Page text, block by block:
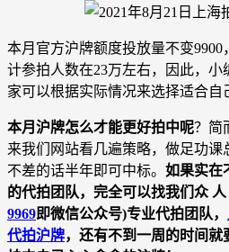
本月官方沪牌额度投放量不变9900
计参拍人数在23万左右，因此，
家可以根据实际情况来选择适合自
本月沪牌怎么才能更好拍中呢？简
来我们网站看几遍策略，做足功
不差的话半年即可中标。 如果实在
的代拍团队，完全可以找我们众 人
9969即微信公众号)专业代拍团队，
代拍沪牌，还有不到一周的时间就